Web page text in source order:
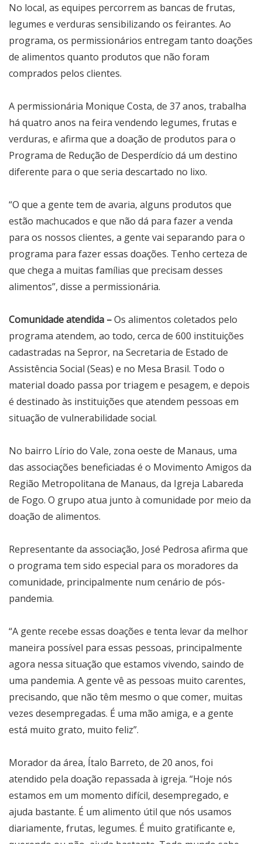
No local, as equipes percorrem as bancas de frutas,
legumes e verduras sensibilizando os feirantes. Ao
programa, os permissionários entregam tanto doações
de alimentos quanto produtos que não foram
comprados pelos clientes.
A permissionária Monique Costa, de 37 anos, trabalha
há quatro anos na feira vendendo legumes, frutas e
verduras, e afirma que a doação de produtos para o
Programa de Redução de Desperdício dá um destino
diferente para o que seria descartado no lixo.
“O que a gente tem de avaria, alguns produtos que
estão machucados e que não dá para fazer a venda
para os nossos clientes, a gente vai separando para o
programa para fazer essas doações. Tenho certeza de
que chega a muitas famílias que precisam desses
alimentos”, disse a permissionária.
Comunidade atendida –Os alimentos coletados pelo
programa atendem, ao todo, cerca de 600 instituições
cadastradas na Sepror, na Secretaria de Estado de
Assistência Social (Seas) e no Mesa Brasil. Todo o
material doado passa por triagem e pesagem, e depois
é destinado às instituições que atendem pessoas em
situação de vulnerabilidade social.
No bairro Lírio do Vale, zona oeste de Manaus, uma
das associações beneficiadas é o Movimento Amigos da
Região Metropolitana de Manaus, da Igreja Labareda
de Fogo. O grupo atua junto à comunidade por meio da
doação de alimentos.
Representante da associação, José Pedrosa afirma que
o programa tem sido especial para os moradores da
comunidade, principalmente num cenário de pós-
pandemia.
“A gente recebe essas doações e tenta levar da melhor
maneira possível para essas pessoas, principalmente
agora nessa situação que estamos vivendo, saindo de
uma pandemia. A gente vê as pessoas muito carentes,
precisando, que não têm mesmo o que comer, muitas
vezes desempregadas. É uma mão amiga, e a gente
está muito grato, muito feliz”.
Morador da área, Ítalo Barreto, de 20 anos, foi
atendido pela doação repassada à igreja. “Hoje nós
estamos em um momento difícil, desempregado, e
ajuda bastante. É um alimento útil que nós usamos
diariamente, frutas, legumes. É muito gratificante e,